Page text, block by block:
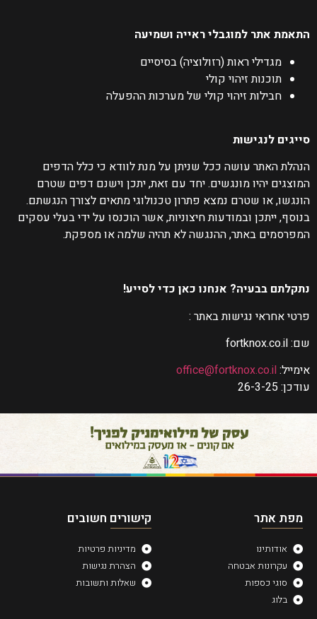
התאמת אתר למוגבלי ראייה ושמיעה
מגדילי ראות (רזולוציה) בסיסיים
תוכנות זיהוי קולי
חבילות זיהוי קולי של מערכות ההפעלה
סייגים לנגישות
הנהלת האתר עושה ככל שניתן על מנת לוודא כי כלל הדפים
המוצגים יהיו מונגשים. יחד עם זאת, יתכן וישנם דפים שטרם
הונגשו, או שטרם נמצא פתרון טכנולוגי מתאים לצורך הנגשתם.
בנוסף, ייתכן ובמודעות חיצוניות, אשר הוכנסו על ידי בעלי עסקים
המפרסמים באתר, ההנגשה לא תהיה שלמה או מספקת.
נתקלתם בבעיה? אנחנו כאן כדי לסייע!
פרטי אחראי נגישות באתר :
שם: fortknox.co.il
אימייל:office@fortknox.co.il
עודכן: 26-3-25
מפת אתר
אודותינו
עקרונות אבטחה
סוגי כספות
בלוג
קישורים חשובים
מדיניות פרטיות
הצהרת נגישות
שאלות ותשובות